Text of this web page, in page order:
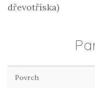
dřevotříska)
Povrch